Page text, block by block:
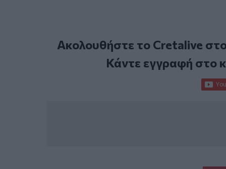
Ακολουθήστε το Cretalive
Κάντε εγγραφή στο